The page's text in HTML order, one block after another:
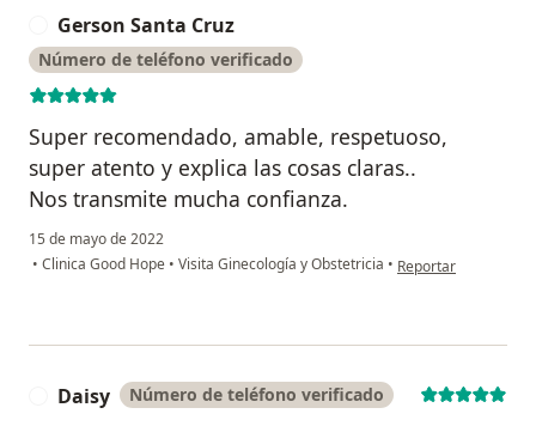
Gerson Santa Cruz
Número de teléfono verificado
Super recomendado, amable, respetuoso,
super atento y explica las cosas claras..
Nos transmite mucha confianza.
15 de mayo de 2022
• Clinica Good Hope • Visita Ginecología y Obstetricia • en opinión del
Reportar
Daisy Número de teléfono verificado